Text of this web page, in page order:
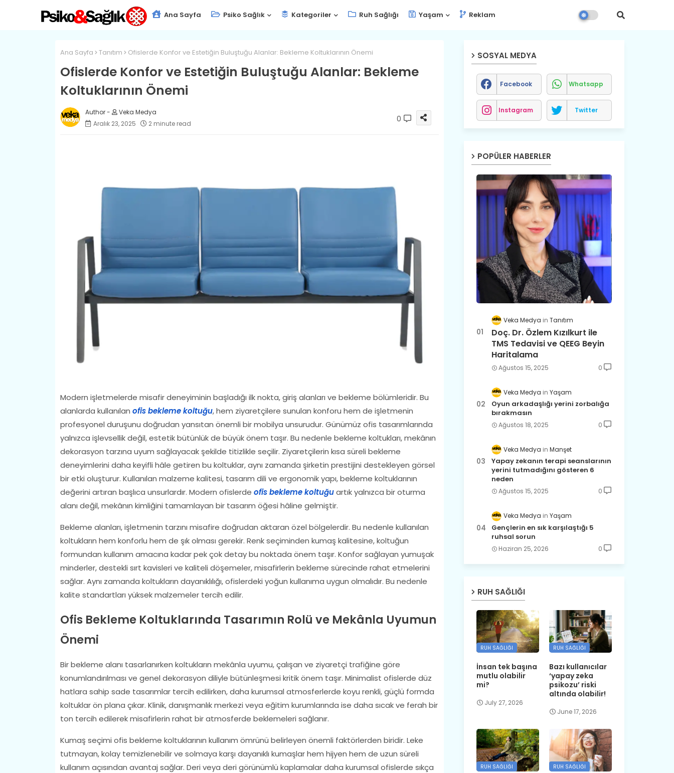
Ana Sayfa Psiko Sağlık Kategoriler Ruh Sağlığı Yaşam Reklam
Ana Sayfa Tanıtım Ofislerde Konfor ve Estetiğin Buluştuğu Alanlar: Bekleme Koltuklarının Önemi
Ofislerde Konfor ve Estetiğin Buluştuğu Alanlar: Bekleme
Koltuklarının Önemi
Veka Medya
Aralık 23, 2025
2 minute read 0
Modern işletmelerde misafir deneyiminin başladığı ilk nokta, giriş alanları ve bekleme bölümleridir. Bu
alanlarda kullanılan ofis bekleme koltuğu, hem ziyaretçilere sunulan konforu hem de işletmenin
profesyonel duruşunu doğrudan yansıtan önemli bir mobilya unsurudur. Günümüz ofis tasarımlarında
yalnızca işlevsellik değil, estetik bütünlük de büyük önem taşır. Bu nedenle bekleme koltukları, mekânın
dekorasyon tarzına uyum sağlayacak şekilde titizlikle seçilir. Ziyaretçilerin kısa süreli bekleme
deneyimlerini daha keyifli hâle getiren bu koltuklar, aynı zamanda şirketin prestijini destekleyen görsel
bir etki oluşturur. Kullanılan malzeme kalitesi, tasarım dili ve ergonomik yapı, bekleme koltuklarının
değerini artıran başlıca unsurlardır. Modern ofislerde ofis bekleme koltuğuartık yalnızca bir oturma
alanı değil, mekânın kimliğini tamamlayan bir tasarım öğesi hâline gelmiştir.
Bekleme alanları, işletmenin tarzını misafire doğrudan aktaran özel bölgelerdir. Bu nedenle kullanılan
koltukların hem konforlu hem de şık olması gerekir. Renk seçiminden kumaş kalitesine, koltuğun
formundan kullanım amacına kadar pek çok detay bu noktada önem taşır. Konfor sağlayan yumuşak
minderler, destekli sırt kavisleri ve kaliteli döşemeler, misafirlerin bekleme sürecinde rahat etmelerini
sağlar. Aynı zamanda koltukların dayanıklılığı, ofislerdeki yoğun kullanıma uygun olmalıdır. Bu nedenle
kalite standartları yüksek malzemeler tercih edilir.
Ofis Bekleme Koltuklarında Tasarımın Rolü ve Mekânla Uyumun
Önemi
Bir bekleme alanı tasarlanırken koltukların mekânla uyumu, çalışan ve ziyaretçi trafiğine göre
konumlandırılması ve genel dekorasyon diliyle bütünleşmesi kritik önem taşır. Minimalist ofislerde düz
hatlara sahip sade tasarımlar tercih edilirken, daha kurumsal atmosferlerde koyu renkli, güçlü formda
koltuklar ön plana çıkar. Klinik, danışmanlık merkezi veya eğitim kurumlarında ise daha sıcak ve ferah bir
ton tercih edilerek misafirlerin rahat bir atmosferde beklemeleri sağlanır.
Kumaş seçimi ofis bekleme koltuklarının kullanım ömrünü belirleyen önemli faktörlerden biridir. Leke
tutmayan, kolay temizlenebilir ve solmaya karşı dayanıklı kumaşlar hem hijyen hem de uzun süreli
kullanım açısından avantaj sağlar. Deri veya deri görünümlü kaplamalar daha kurumsal ofislerde sıkça
SOSYAL MEDYA
Facebook Whatsapp
Instagram Twitter
POPÜLER HABERLER
Veka Medya Tanıtım
Doç. Dr. Özlem Kızılkurt ile
TMS Tedavisi ve QEEG Beyin
Haritalama
Ağustos 15, 2025 0
Veka Medya Yaşam
Oyun arkadaşlığı yerini zorbalığa
bırakmasın
Ağustos 18, 2025 0
Veka Medya Manşet
Yapay zekanın terapi seanslarının
yerini tutmadığını gösteren 6
neden
Ağustos 15, 2025 0
Veka Medya Yaşam
Gençlerin en sık karşılaştığı 5
ruhsal sorun
Haziran 25, 2026 0
RUH SAĞLIĞI
RUH SAĞLIĞI
İnsan tek başına
mutlu olabilir
mi?
July 27, 2026
RUH SAĞLIĞI
Bazı kullanıcılar
‘yapay zeka
psikozu’ riski
altında olabilir!
June 17, 2026
RUH SAĞLIĞI RUH SAĞLIĞI